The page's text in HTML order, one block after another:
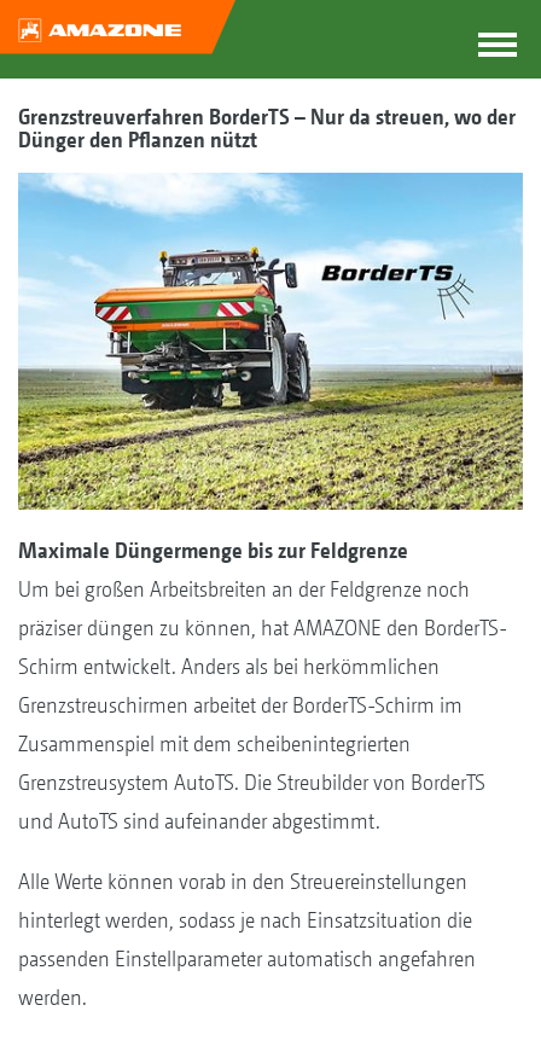
Grenzstreuverfahren BorderTS – Nur da streuen, wo der
Dünger den Pflanzen nützt
Maximale Düngermenge bis zur Feldgrenze
Um bei großen Arbeitsbreiten an der Feldgrenze noch
präziser düngen zu können, hat AMAZONE den BorderTS-
Schirm entwickelt. Anders als bei herkömmlichen
Grenzstreuschirmen arbeitet der BorderTS-Schirm im
Zusammenspiel mit dem scheibenintegrierten
Grenzstreusystem AutoTS. Die Streubilder von BorderTS
und AutoTS sind aufeinander abgestimmt.
Alle Werte können vorab in den Streuereinstellungen
hinterlegt werden, sodass je nach Einsatzsituation die
passenden Einstellparameter automatisch angefahren
werden.